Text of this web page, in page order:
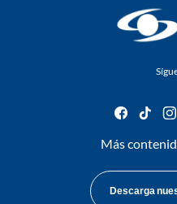
facebook
Más
Descarga